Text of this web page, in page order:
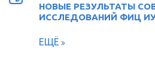
НОВЫЕ РЕЗУЛЬТАТЫ
ИССЛЕДОВАНИЙ ФИЦ
ЕЩЁ